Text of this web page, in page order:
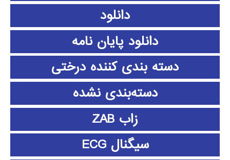
دانلود
دانلود پايان نامه
دسته بندی کننده درختی
دسته‌بندی نشده
زاب ZAB
سیگنال ECG